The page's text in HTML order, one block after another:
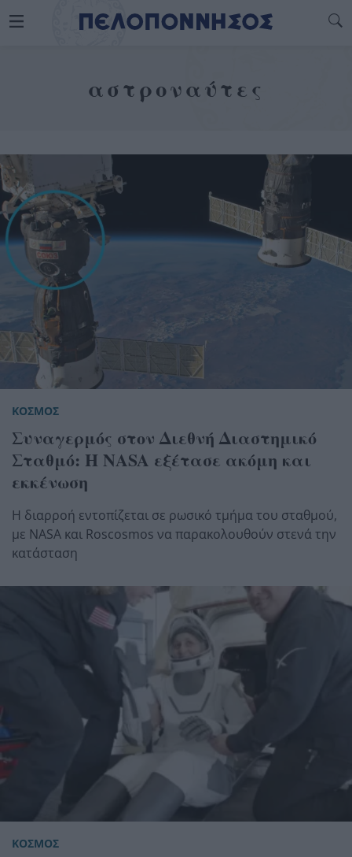
αστροναύτες
ΚΟΣΜΟΣ
Συναγερμός στον Διεθνή Διαστημικό
Σταθμό: Η NASA εξέτασε ακόμη και
εκκένωση
Η διαρροή εντοπίζεται σε ρωσικό τμήμα του σταθμού,
με NASA και Roscosmos να παρακολουθούν στενά την
κατάσταση
ΚΟΣΜΟΣ